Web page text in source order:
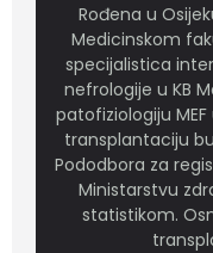
Rođena u
Medicinskom
specijalistica
nefrologije u KB
patofiziologiju
transplantaciju
Pododbora za
Ministarstvu
statistikom.